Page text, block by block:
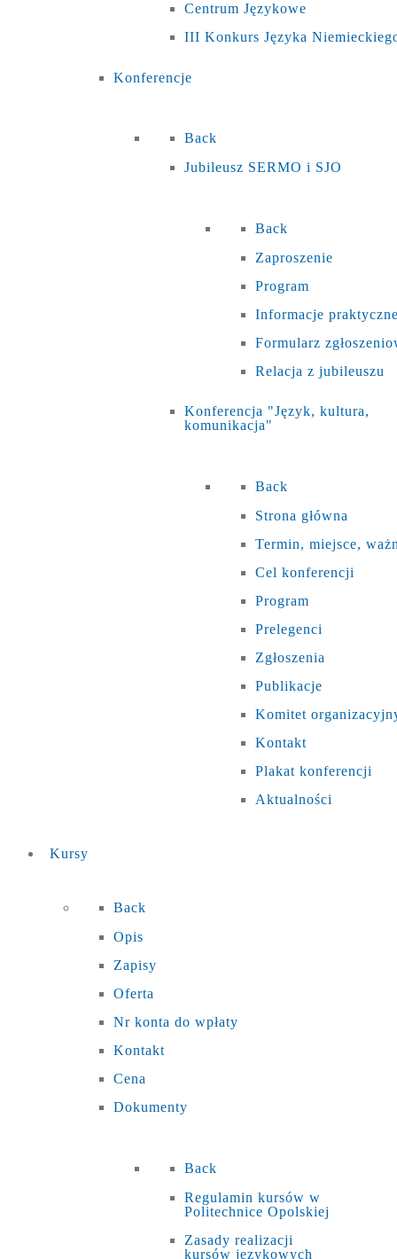
Centrum Językowe
III Konkurs Języka
Konferencje
Back
Jubileusz SERMO i SJO
Back
Zaproszenie
Program
Informacje
Formularz
Relacja z jubileuszu
Konferencja "Język, kultura,
komunikacja"
Back
Strona główna
Termin, miejsce,
Cel konferencji
Program
Prelegenci
Zgłoszenia
Publikacje
Komitet
Kontakt
Plakat konferencji
Aktualności
Kursy
Back
Opis
Zapisy
Oferta
Nr konta do wpłaty
Kontakt
Cena
Dokumenty
Back
Regulamin kursów w
Politechnice Opolskiej
Zasady realizacji
kursów językowych